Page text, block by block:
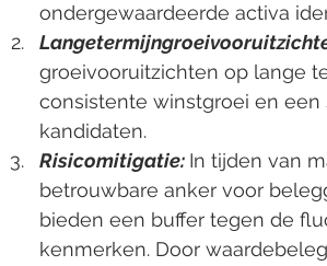
ondergewaardeerde activa
groeivooruitzichten op lange
consistente winstgroei en
kandidaten.
Risicomitigatie: In tijden van
betrouwbare anker voor
bieden een buffer tegen de
kenmerken. Door